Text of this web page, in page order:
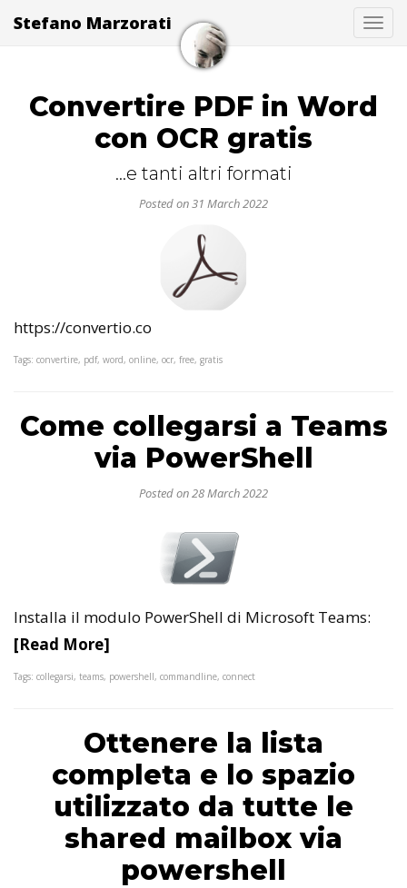
Stefano Marzorati
Convertire PDF in Word
con OCR gratis
...e tanti altri formati
Posted on 31 March 2022
https://convertio.co
Tags: convertire, pdf, word, online, ocr, free, gratis
Come collegarsi a Teams
via PowerShell
Posted on 28 March 2022
Installa il modulo PowerShell di Microsoft Teams:
[Read More]
Tags: collegarsi, teams, powershell, commandline, connect
Ottenere la lista
completa e lo spazio
utilizzato da tutte le
shared mailbox via
powershell